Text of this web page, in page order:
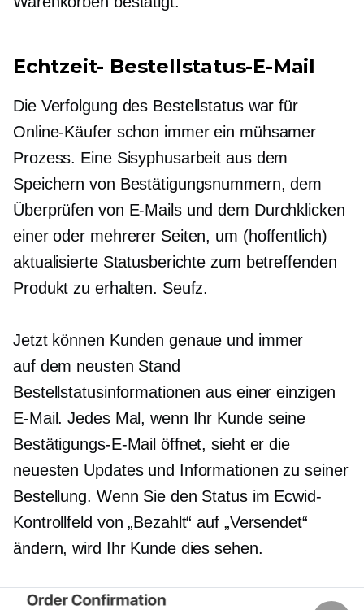
Echtzeit- Bestellstatus-E-Mail
Die Verfolgung des Bestellstatus war für
Online-Käufer schon immer ein mühsamer
Prozess. Eine Sisyphusarbeit aus dem
Speichern von Bestätigungsnummern, dem
Überprüfen von E-Mails und dem Durchklicken
einer oder mehrerer Seiten, um (hoffentlich)
aktualisierte Statusberichte zum betreffenden
Produkt zu erhalten. Seufz.
Jetzt können Kunden genaue und immer
auf dem neusten Stand
Bestellstatusinformationen aus einer einzigen
E-Mail. Jedes Mal, wenn Ihr Kunde seine
Bestätigungs-E-Mail öffnet, sieht er die
neuesten Updates und Informationen zu seiner
Bestellung. Wenn Sie den Status im Ecwid-
Kontrollfeld von „Bezahlt“ auf „Versendet“
ändern, wird Ihr Kunde dies sehen.